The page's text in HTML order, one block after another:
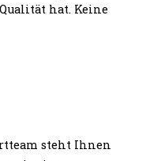
hat. Keine